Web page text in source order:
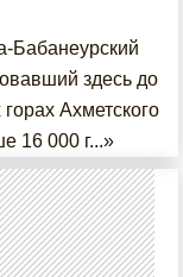
Бабанеурский
здесь до
Ахметского
16 000 г...»